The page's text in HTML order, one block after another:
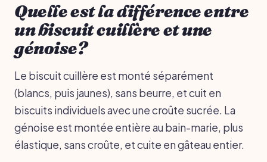
Quelle est la différence entre
un biscuit cuillère et une
génoise?
Le biscuit cuillère est monté séparément
(blancs, puis jaunes), sans beurre, et cuit en
biscuits individuels avec une croûte sucrée. La
génoise est montée entière au bain-marie, plus
élastique, sans croûte, et cuite en gâteau entier.